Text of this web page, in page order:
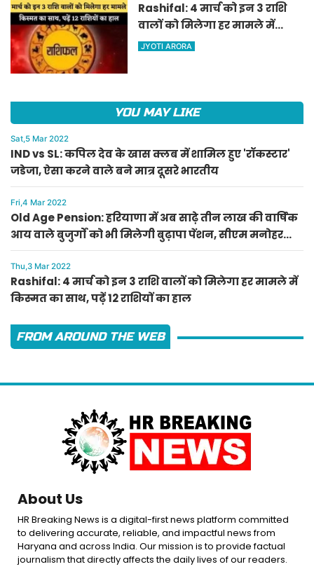
Rashifal: 4 मार्च को इन 3 राशि
वालों को मिलेगा हर मामले में
किस्मत का साथ, पढ़ें 12 राशियों का
JYOTI ARORA
YOU MAY LIKE
Sat,5 Mar 2022
IND vs SL: कपिल देव के खास क्लब में शामिल हुए 'रॉकस्टार'
जडेजा, ऐसा करने वाले बने मात्र दूसरे भारतीय
Fri,4 Mar 2022
Old Age Pension: हरियाणा में अब साढ़े तीन लाख की वार्षिक
आय वाले बुजुर्गों को भी मिलेगी बुढ़ापा पेंशन, सीएम मनोहर
लाल का ऐलान
Thu,3 Mar 2022
Rashifal: 4 मार्च को इन 3 राशि वालों को मिलेगा हर मामले में
किस्मत का साथ, पढ़ें 12 राशियों का हाल
FROM AROUND THE WEB
About Us
HR Breaking News is a digital-first news platform committed
to delivering accurate, reliable, and impactful news from
Haryana and across India. Our mission is to provide factual
journalism that directly affects the daily lives of our readers.